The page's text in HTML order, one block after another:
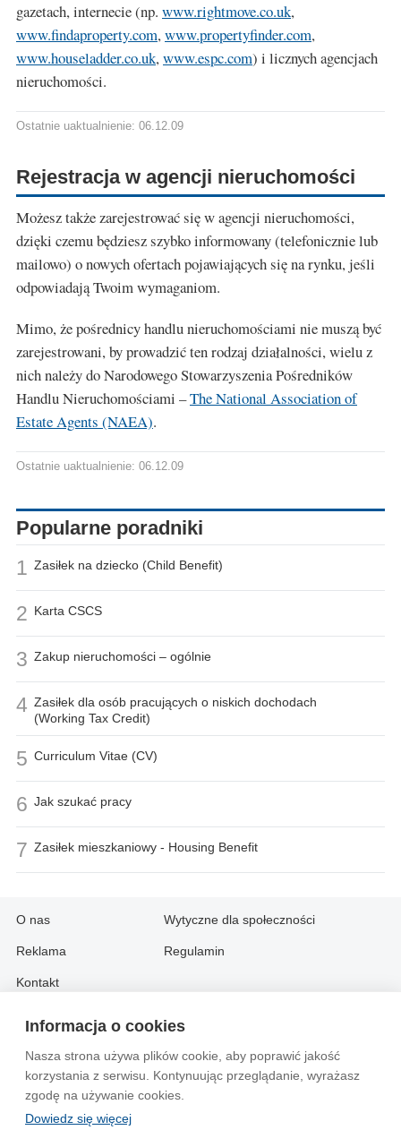
Informacja o cookies
Nasza strona używa plików cookie, aby poprawić jakość
korzystania z serwisu. Kontynuując przeglądanie, wyrażasz
zgodę na używanie cookies.
Dowiedz się więcej
gazetach, internecie (np. www.rightmove.co.uk,
www.findaproperty.com,www.propertyfinder.com,
www.houseladder.co.uk,www.espc.com) i licznych agencjach
nieruchomości.
Ostatnie uaktualnienie: 06.12.09
Rejestracja w agencji nieruchomości
Możesz także zarejestrować się w agencji nieruchomości,
dzięki czemu będziesz szybko informowany (telefonicznie lub
mailowo) o nowych ofertach pojawiających się na rynku, jeśli
odpowiadają Twoim wymaganiom.
Mimo, że pośrednicy handlu nieruchomościami nie muszą być
zarejestrowani, by prowadzić ten rodzaj działalności, wielu z
nich należy do Narodowego Stowarzyszenia Pośredników
Handlu Nieruchomościami –The National Association of
Estate Agents (NAEA).
Ostatnie uaktualnienie: 06.12.09
Popularne poradniki
1 Zasiłek na dziecko (Child Benefit)
2 Karta CSCS
3 Zakup nieruchomości – ogólnie
4 Zasiłek dla osób pracujących o niskich dochodach
(Working Tax Credit)
5 Curriculum Vitae (CV)
6 Jak szukać pracy
7 Zasiłek mieszkaniowy - Housing Benefit
O nas
Reklama
Kontakt
Wytyczne dla społeczności
Regulamin
Information in English:
About
Advertise
Contact